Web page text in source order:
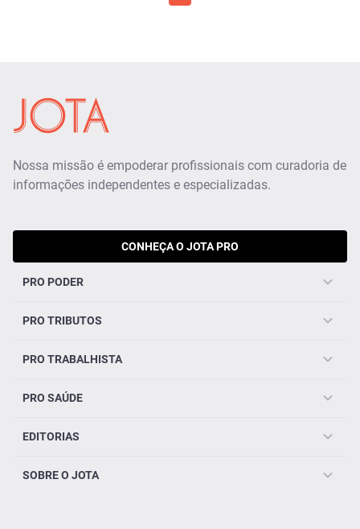
Nossa missão é empoderar profissionais com curadoria de
informações independentes e especializadas.
CONHEÇA O JOTA PRO
PRO PODER
PRO TRIBUTOS
PRO TRABALHISTA
PRO SAÚDE
EDITORIAS
SOBRE O JOTA